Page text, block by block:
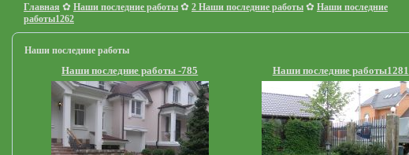
Главная ✿ Наши последние работы ✿ 2 Наши последние работы ✿ Наши последние
работы1262
Наши последние работы
Наши последние работы -785 Наши последние работы1281